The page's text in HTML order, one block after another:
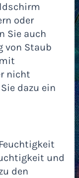
oder
Sie auch
von Staub
nicht
dazu ein
und
den